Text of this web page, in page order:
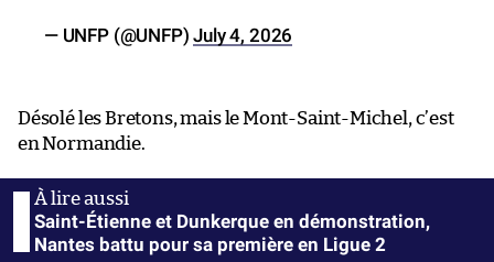
— UNFP (@UNFP)July 4, 2026
Désolé les Bretons, mais le Mont-Saint-Michel, c’est
en Normandie.
Saint-Étienne et Dunkerque en démonstration,
Nantes battu pour sa première en Ligue 2